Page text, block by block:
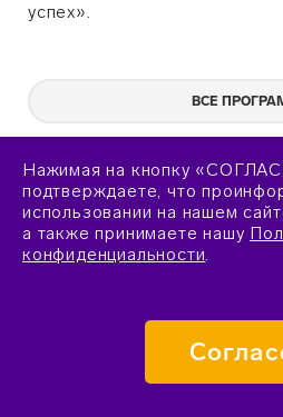
успех».
ВСЕ
Нажимая на кнопку
подтверждаете, что
использовании на нашем
а также принимаете нашу
конфиденциальности.